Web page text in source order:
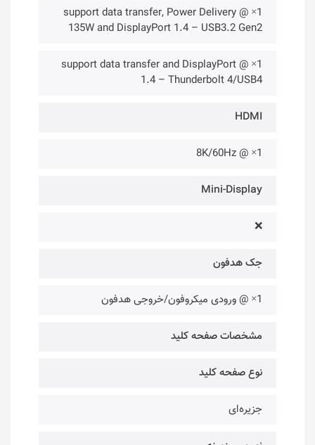
1× @ support data transfer, Power Delivery
135W and DisplayPort 1.4 – USB3.2 Gen2
1× @ support data transfer and DisplayPort
1.4 – Thunderbolt 4/USB4
HDMI
1× @ 8K/60Hz
Mini-Display
❌
جک هدفون
1× @ ورودی میکروفون/خروجی هدفون
مشخصات صفحه کلید
نوع صفحه کلید
جزیره‌ای